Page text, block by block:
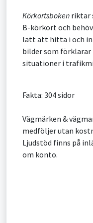
Körkortsboken riktar
B-körkort och
lätt att hitta i och
bilder som förklarar
situationer i
Fakta: 304 sidor
Vägmärken &
medföljer utan
Ljudstöd finns på
om konto.